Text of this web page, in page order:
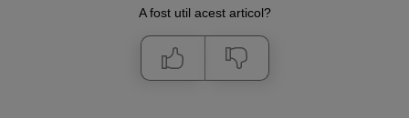
A fost util acest articol?